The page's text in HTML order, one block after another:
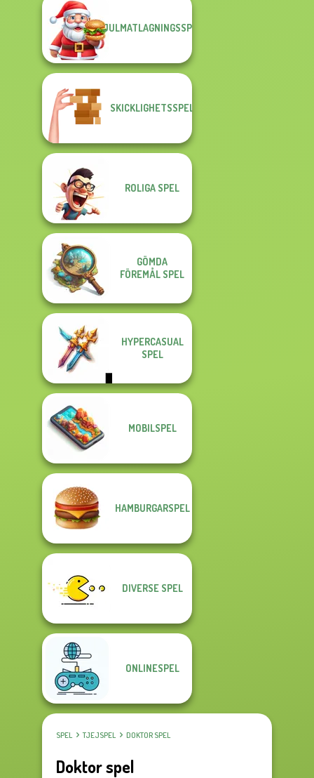
JULMATLAGNINGSSPEL
SKICKLIGHETSSPEL
ROLIGA SPEL
GÖMDA
FÖREMÅL SPEL
HYPERCASUAL
SPEL
MOBILSPEL
HAMBURGARSPEL
DIVERSE SPEL
ONLINESPEL
SPEL TJEJSPEL DOKTOR SPEL
Doktor spel